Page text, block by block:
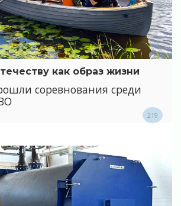
как образ жизни
соревнования среди
219